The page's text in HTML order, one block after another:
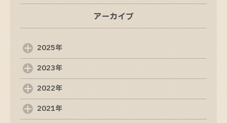
ホームページ制作の成功に必要な10のステップ
ホームページ制作の成功法則：魅力的なサイト
Web制作会社の選び方: 成功するためのポイント
アーカイブ
2025年
2023年
2022年
2021年